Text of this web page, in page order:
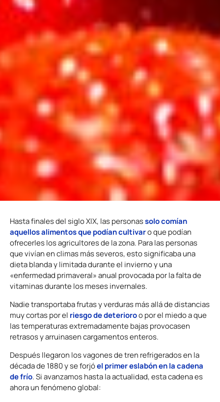
Hasta finales del siglo XIX, las personassolo comían
aquellos alimentos que podían cultivaro que podían
ofrecerles los agricultores de la zona. Para las personas
que vivían en climas más severos, esto significaba una
dieta blanda y limitada durante el invierno y una
«enfermedad primaveral» anual provocada por la falta de
vitaminas durante los meses invernales.
Nadie transportaba frutas y verduras más allá de distancias
muy cortas por el riesgo de deterioroo por el miedo a que
las temperaturas extremadamente bajas provocasen
retrasos y arruinasen cargamentos enteros.
Después llegaron los vagones de tren refrigerados en la
década de 1880 y se forjóel primer eslabón en la cadena
de frío. Si avanzamos hasta la actualidad, esta cadena es
ahora un fenómeno global: